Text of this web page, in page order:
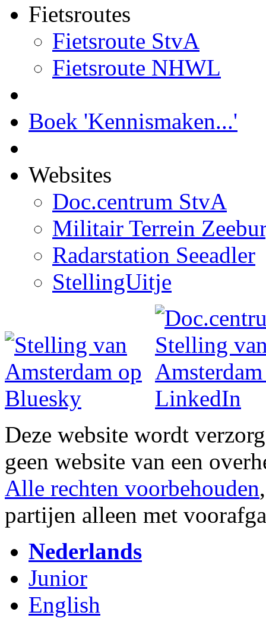
Fietsroutes
Fietsroute StvA
Fietsroute NHWL
Boek 'Kennismaken...'
Websites
Doc.centrum StvA
Militair Terrein
Radarstation Seeadler
StellingUitje
Deze website wordt
geen website van een
Alle rechten voorbehouden
partijen alleen met
Nederlands
Junior
English